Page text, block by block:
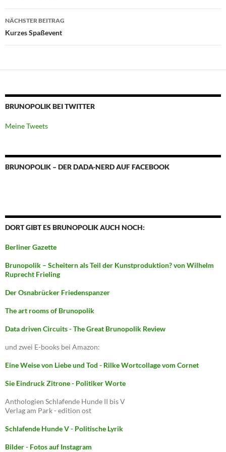
NÄCHSTER BEITRAG
Kurzes Spaßevent
BRUNOPOLIK BEI TWITTER
Meine Tweets
BRUNOPOLIK – DER DADA-NERD AUF FACEBOOK
DORT GIBT ES BRUNOPOLIK AUCH NOCH:
Berliner Gazette
Brunopolik – Scheitern als Teil der Kunstproduktion? von Wilhelm
Ruprecht Frieling
Der Osnabrücker Friedenspanzer
The art rooms of Brunopolik
Data driven Circuits - The Great Brunopolik Review
und zwei E-books bei Amazon:
Eine Weise von Liebe und Tod - Rilke Wortcollage vom Cornet
Sie Eindruck Zitrone - Politiker Worte
Anthologien Schlafende Hunde II bis V
Verlag am Park - edition ost
Schlafende Hunde V - Politische Lyrik
Bilder - Fotos auf Instagram